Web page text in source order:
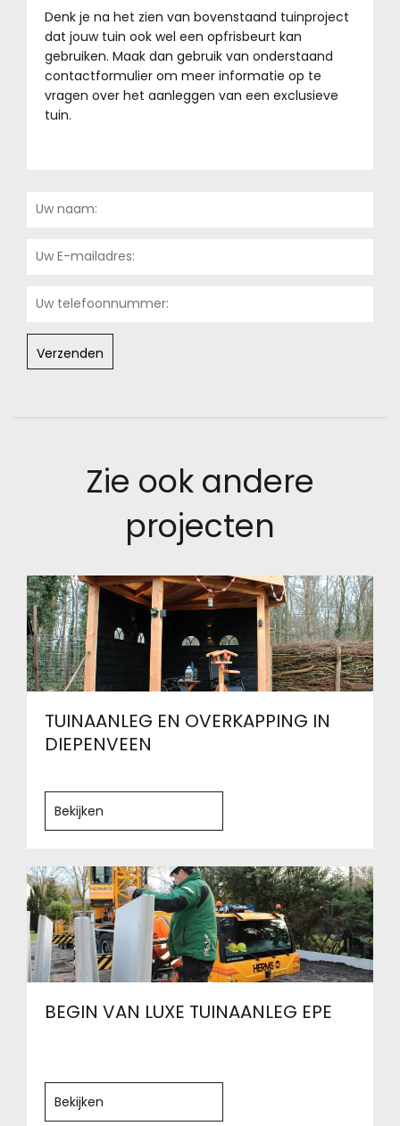
Denk je na het zien van bovenstaand tuinproject
dat jouw tuin ook wel een opfrisbeurt kan
gebruiken. Maak dan gebruik van onderstaand
contactformulier om meer informatie op te
vragen over het aanleggen van een exclusieve
tuin.
Zie ook andere
projecten
TUINAANLEG EN OVERKAPPING IN
DIEPENVEEN
Bekijken
BEGIN VAN LUXE TUINAANLEG EPE
Bekijken